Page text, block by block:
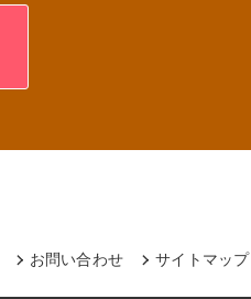
お問い合わせ サイトマップ